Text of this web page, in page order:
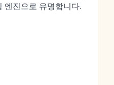
엔진으로 유명합니다.